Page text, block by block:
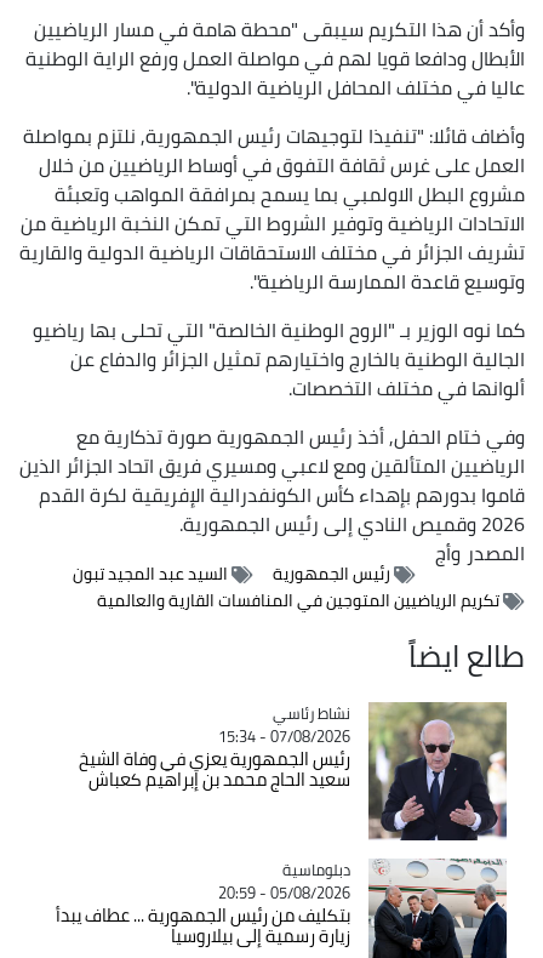
وأكد أن هذا التكريم سيبقى "محطة هامة في مسار الرياضيين
الأبطال ودافعا قويا لهم في مواصلة العمل ورفع الراية الوطنية
عاليا في مختلف المحافل الرياضية الدولية".
وأضاف قائلا: "تنفيذا لتوجيهات رئيس الجمهورية, نلتزم بمواصلة
العمل على غرس ثقافة التفوق في أوساط الرياضيين من خلال
مشروع البطل الاولمبي بما يسمح بمرافقة المواهب وتعبئة
الاتحادات الرياضية وتوفير الشروط التي تمكن النخبة الرياضية من
تشريف الجزائر في مختلف الاستحقاقات الرياضية الدولية والقارية
وتوسيع قاعدة الممارسة الرياضية".
كما نوه الوزير بـ "الروح الوطنية الخالصة" التي تحلى بها رياضيو
الجالية الوطنية بالخارج واختيارهم تمثيل الجزائر والدفاع عن
ألوانها في مختلف التخصصات.
وفي ختام الحفل, أخذ رئيس الجمهورية صورة تذكارية مع
الرياضيين المتألقين ومع لاعبي ومسيري فريق اتحاد الجزائر الذين
قاموا بدورهم بإهداء كأس الكونفدرالية الإفريقية لكرة القدم
2026 وقميص النادي إلى رئيس الجمهورية.
المصدروأج
رئيس الجمهورية
السيد عبد المجيد تبون
تكريم الرياضيين المتوجين في المنافسات القارية والعالمية
طالع ايضاً
Catégorie
نشاط رئاسي
07/08/2026 - 15:34
رئيس الجمهورية يعزي في وفاة الشيخ
سعيد الحاج محمد بن إبراهيم كعباش
Catégorie
دبلوماسية
05/08/2026 - 20:59
بتكليف من رئيس الجمهورية ... عطاف يبدأ
زيارة رسمية إلى بيلاروسيا